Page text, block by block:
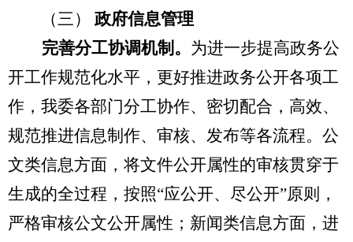
（三） 政府信息管理
完善分工协调机制 。 为进一步提高政务公
开工作规范化水平， 更好推进政务公开各项工
作，我委各部门分工协作、密切配合，高效、
规范推进信息制作、审核、发布等各流程。 公
文类信息方面，将文件公开属性的审核贯穿于
生成的全过程， 按照“应公开、尽公开”原则，
严格审核公文公开属性；新闻类信息方面，进